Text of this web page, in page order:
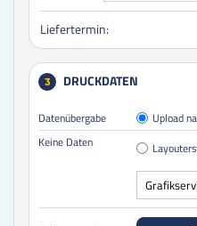
Liefertermin:
3 DRUCKDATEN
Datenübergabe Upload
Keine Daten